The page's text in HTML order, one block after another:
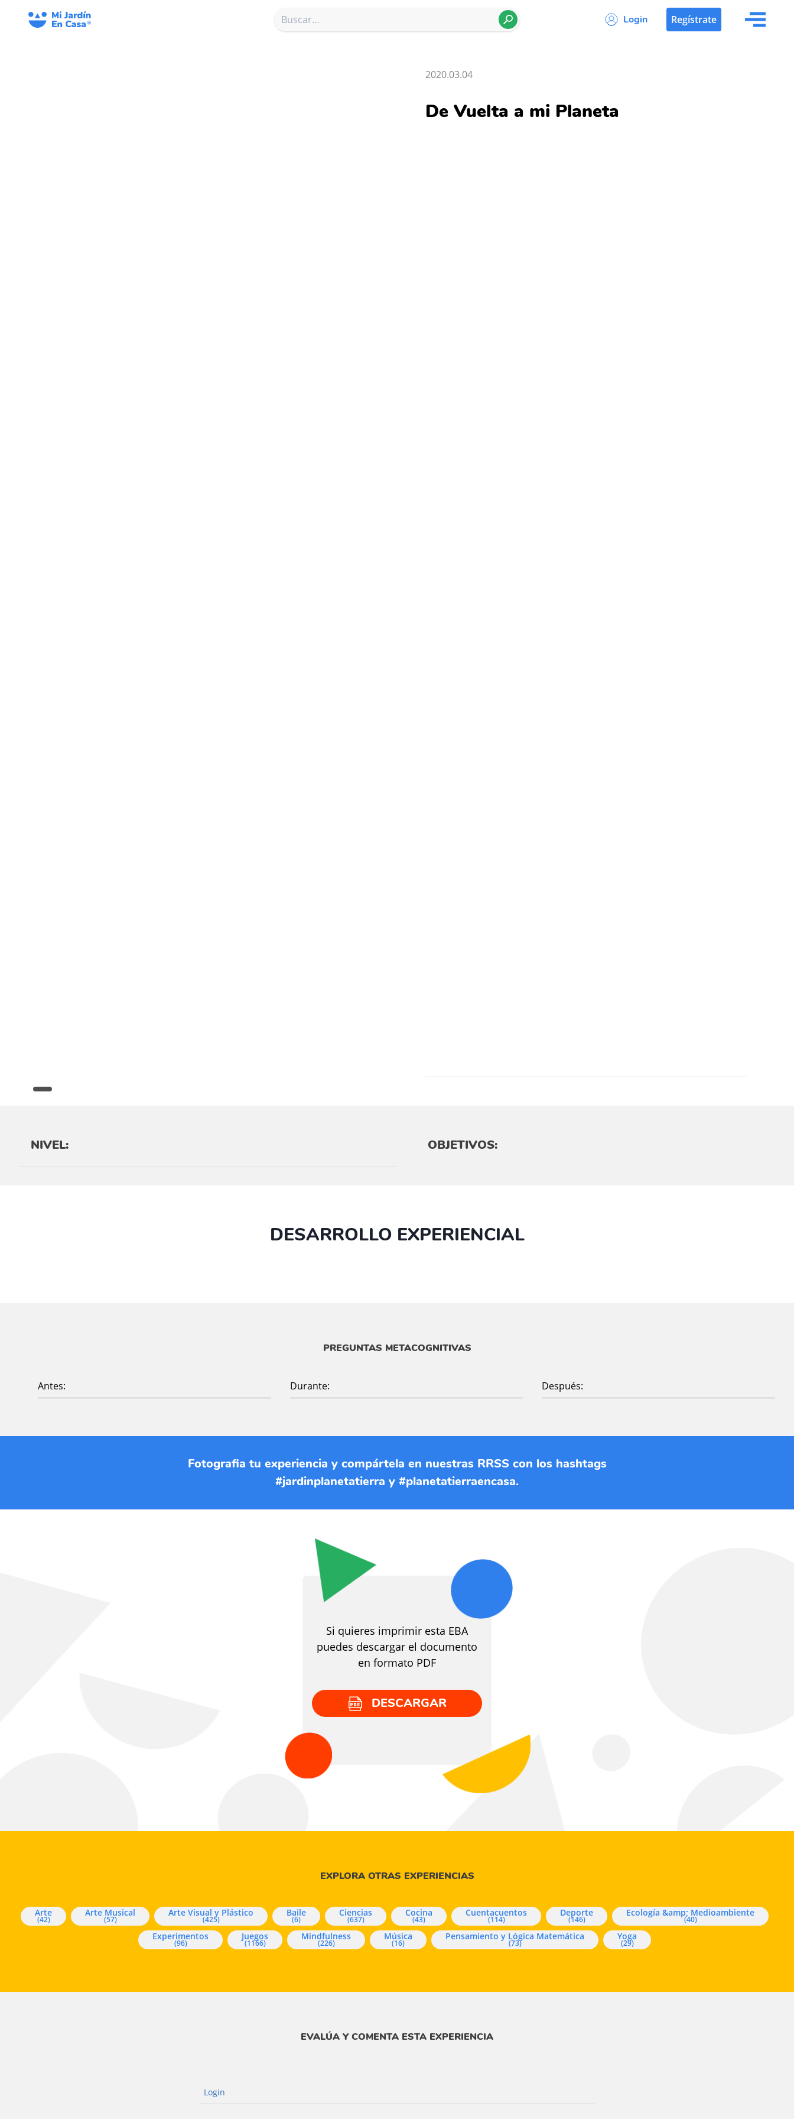
Login Regístrate
2020.03.04
De Vuelta a mi Planeta
NIVEL: OBJETIVOS:
DESARROLLO EXPERIENCIAL
PREGUNTAS METACOGNITIVAS
Antes: Durante: Después:
Fotografia tu experiencia y compártela en nuestras RRSS con los hashtags
#jardinplanetatierra y #planetatierraencasa.
Si quieres imprimir esta EBA
puedes descargar el documento
en formato PDF
DESCARGAR
EXPLORA OTRAS EXPERIENCIAS
Arte
(42)
Arte Musical
(57)
Arte Visual y Plástico
(425)
Baile
(6)
Ciencias
(637)
Cocina
(43)
Cuentacuentos
(114)
Deporte
(146)
Ecología &amp; Medioambiente
(40)
Experimentos
(96)
Juegos
(1166)
Mindfulness
(226)
Música
(16)
Pensamiento y Lógica Matemática
(73)
Yoga
(29)
EVALÚA Y COMENTA ESTA EXPERIENCIA
Login